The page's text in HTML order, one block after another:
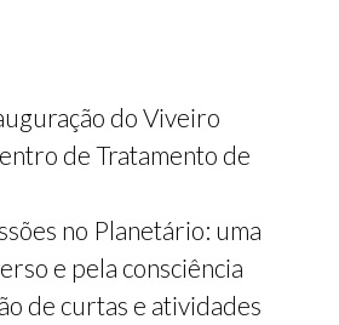
do Viveiro
de Tratamento de
no Planetário: uma
e pela consciência
de curtas e atividades